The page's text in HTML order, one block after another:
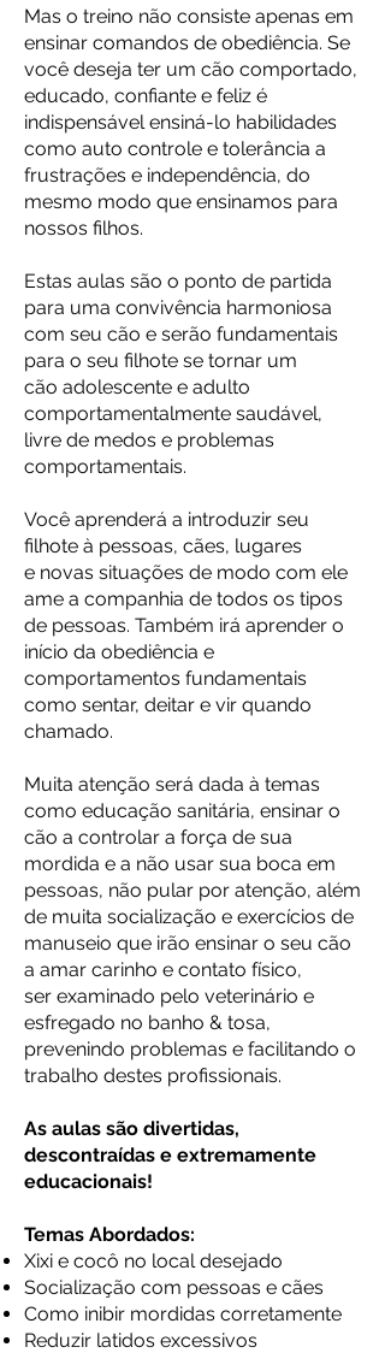
Mas o treino não consiste apenas em
ensinar comandos de obediência. Se
você deseja ter um cão comportado,
educado, confiante e feliz é
indispensável ensiná-lo habilidades
como auto controle e tolerância a
frustrações e independência, do
mesmo modo que ensinamos para
nossos filhos.
Estas aulas são o ponto de partida
para uma convivência harmoniosa
com seu cão e serão fundamentais
para o seu filhote se tornar um
cão adolescente e adulto
comportamentalmente saudável,
livre de medos e problemas
comportamentais.
Você aprenderá a introduzir seu
filhote à pessoas, cães, lugares
e novas situações de modo com ele
ame a companhia de todos os tipos
de pessoas. Também irá aprender o
início da obediência e
comportamentos fundamentais
como sentar, deitar e vir quando
chamado.
Muita atenção será dada à temas
como educação sanitária, ensinar o
cão a controlar a força de sua
mordida e a não usar sua boca em
pessoas, não pular por atenção, além
de muita socialização e exercícios de
manuseio que irão ensinar o seu cão
a amar carinho e contato físico,
ser examinado pelo veterinário e
esfregado no banho & tosa,
prevenindo problemas e facilitando o
trabalho destes profissionais.
As aulas são divertidas,
descontraídas e extremamente
educacionais!
Temas Abordados:
Xixi e cocô no local desejado
Socialização com pessoas e cães
Como inibir mordidas corretamente
Reduzir latidos excessivos